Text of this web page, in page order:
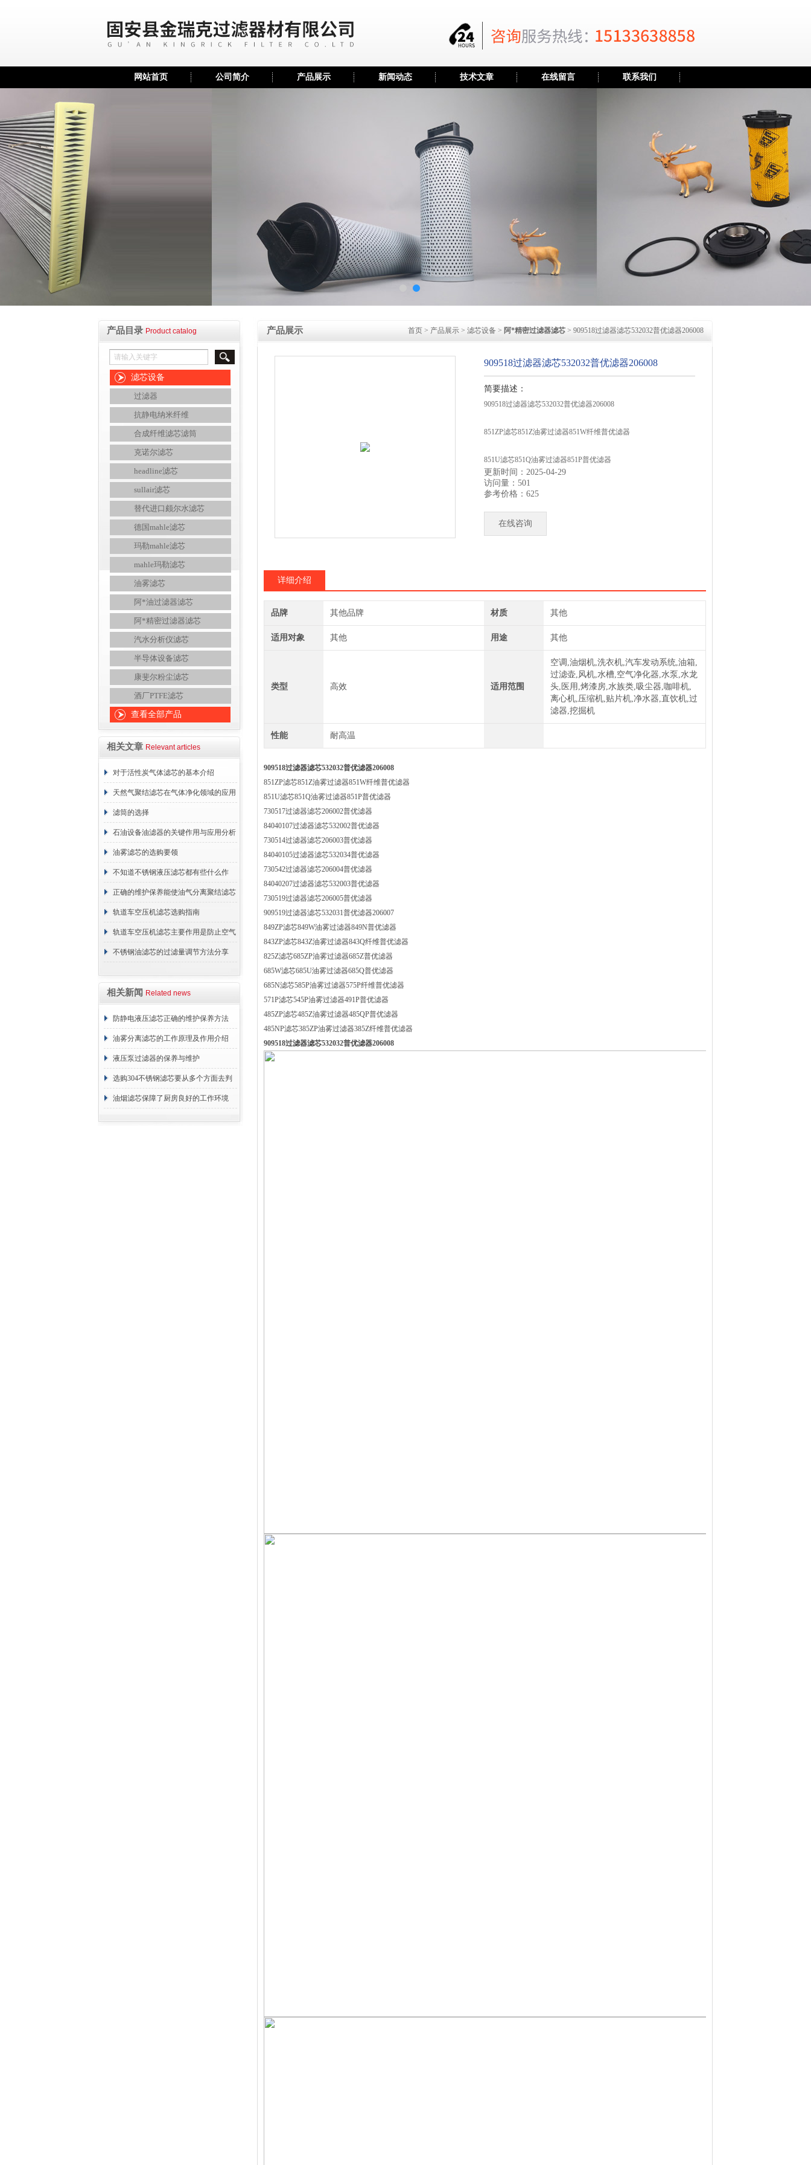
网站首页 公司简介 产品展示 新闻动态 技术文章 在线留言 联系我们
产品目录 Product catalog
滤芯设备
过滤器
抗静电纳米纤维
合成纤维滤芯滤筒
克诺尔滤芯
headline滤芯
sullair滤芯
替代进口颇尔水滤芯
德国mahle滤芯
玛勒mahle滤芯
mahle玛勒滤芯
油雾滤芯
阿*油过滤器滤芯
阿*精密过滤器滤芯
汽水分析仪滤芯
半导体设备滤芯
康斐尔粉尘滤芯
酒厂PTFE滤芯
查看全部产品
相关文章 Relevant articles
对于活性炭气体滤芯的基本介绍
天然气聚结滤芯在气体净化领域的应用
与重要性
滤筒的选择
石油设备油滤器的关键作用与应用分析
油雾滤芯的选购要领
不知道不锈钢液压滤芯都有些什么作
用？进来看
正确的维护保养能使油气分离聚结滤芯
长期稳定运行
轨道车空压机滤芯选购指南
轨道车空压机滤芯主要作用是防止空气
中的杂质和油脂浓度升高
不锈钢油滤芯的过滤量调节方法分享
相关新闻 Related news
防静电液压滤芯正确的维护保养方法
油雾分离滤芯的工作原理及作用介绍
液压泵过滤器的保养与维护
选购304不锈钢滤芯要从多个方面去判
断
油烟滤芯保障了厨房良好的工作环境
产品展示 首页 > 产品展示 > 滤芯设备 > 阿*精密过滤器滤芯 > 909518过滤器滤芯532032普优滤器206008
909518过滤器滤芯532032普优滤器206008
简要描述：
909518过滤器滤芯532032普优滤器206008
851ZP滤芯851Z油雾过滤器851W纤维普优滤器
851U滤芯851Q油雾过滤器851P普优滤器
730517过滤器滤芯206002普优滤器
更新时间：2025-04-29
访问量：501
参考价格：625
在线咨询
详细介绍
品牌 其他品牌 材质 其他
适用对象 其他 用途 其他
类型 高效 适用范围
空调,油烟机,洗衣机,汽车发动系统,油箱,
过滤壶,风机,水槽,空气净化器,水泵,水龙
头,医用,烤漆房,水族类,吸尘器,咖啡机,
离心机,压缩机,贴片机,净水器,直饮机,过
滤器,挖掘机
性能 耐高温
909518过滤器滤芯532032普优滤器206008
851ZP滤芯851Z油雾过滤器851W纤维普优滤器
851U滤芯851Q油雾过滤器851P普优滤器
730517过滤器滤芯206002普优滤器
84040107过滤器滤芯532002普优滤器
730514过滤器滤芯206003普优滤器
84040105过滤器滤芯532034普优滤器
730542过滤器滤芯206004普优滤器
84040207过滤器滤芯532003普优滤器
730519过滤器滤芯206005普优滤器
909519过滤器滤芯532031普优滤器206007
849ZP滤芯849W油雾过滤器849N普优滤器
843ZP滤芯843Z油雾过滤器843Q纤维普优滤器
825Z滤芯685ZP油雾过滤器685Z普优滤器
685W滤芯685U油雾过滤器685Q普优滤器
685N滤芯585P油雾过滤器575P纤维普优滤器
571P滤芯545P油雾过滤器491P普优滤器
485ZP滤芯485Z油雾过滤器485QP普优滤器
485NP滤芯385ZP油雾过滤器385Z纤维普优滤器
909518过滤器滤芯532032普优滤器206008